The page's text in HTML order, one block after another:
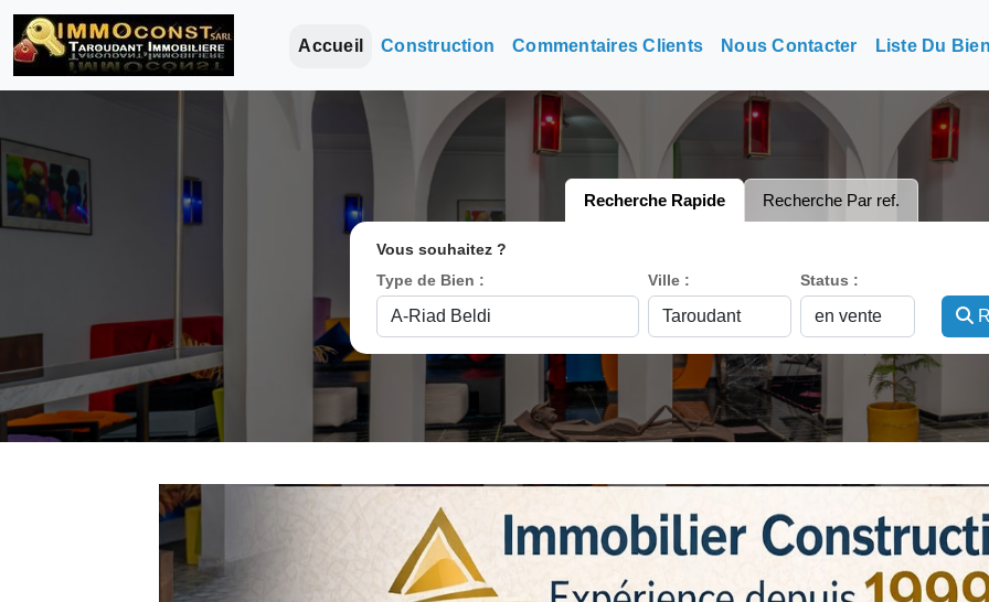
Accueil Construction Commentaires Clients Nous Contacter Liste Du
Recherche Rapide Recherche Par ref.
Vous souhaitez ?
Type de Bien :
Ville : Status :